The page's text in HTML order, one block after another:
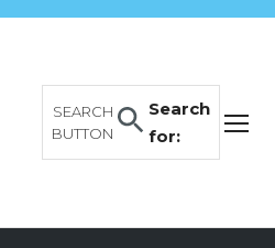
Search
for:
SEARCH
BUTTON